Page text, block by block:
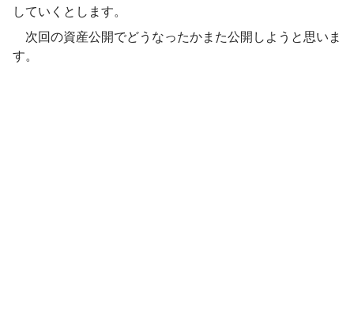
していくとします。
次回の資産公開でどうなったかまた公開しようと思いま
す。